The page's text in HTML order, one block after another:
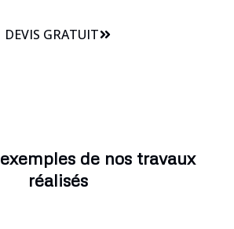
DEVIS GRATUIT
de nos travaux
réalisés